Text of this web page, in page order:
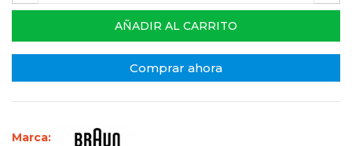
AÑADIR AL CARRITO
Comprar ahora
Marca: